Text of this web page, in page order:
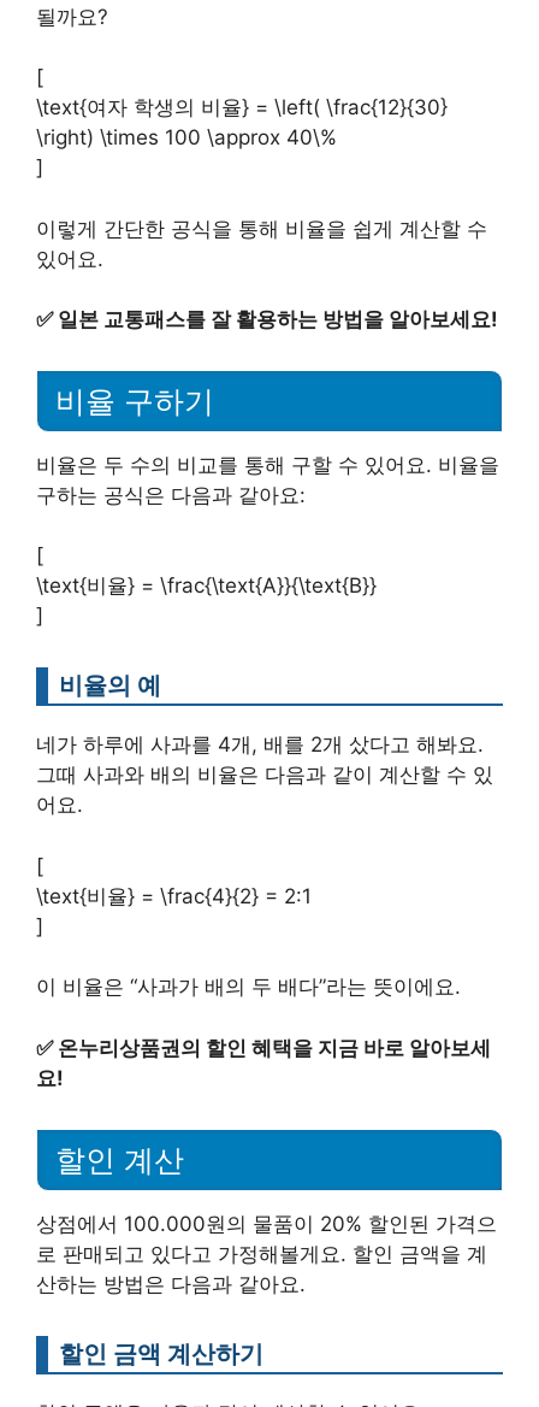
될까요?
[
\text{여자 학생의 비율} = \left( \frac{12}{30}
\right) \times 100 \approx 40\%
]
이렇게 간단한 공식을 통해 비율을 쉽게 계산할 수
있어요.
✅ 일본 교통패스를 잘 활용하는 방법을 알아보세요!
비율 구하기
비율은 두 수의 비교를 통해 구할 수 있어요. 비율을
구하는 공식은 다음과 같아요:
[
\text{비율} = \frac{\text{A}}{\text{B}}
]
비율의 예
네가 하루에 사과를 4개, 배를 2개 샀다고 해봐요.
그때 사과와 배의 비율은 다음과 같이 계산할 수 있
어요.
[
\text{비율} = \frac{4}{2} = 2:1
]
이 비율은 “사과가 배의 두 배다”라는 뜻이에요.
✅ 온누리상품권의 할인 혜택을 지금 바로 알아보세
요!
할인 계산
상점에서 100.000원의 물품이 20% 할인된 가격으
로 판매되고 있다고 가정해볼게요. 할인 금액을 계
산하는 방법은 다음과 같아요.
할인 금액 계산하기